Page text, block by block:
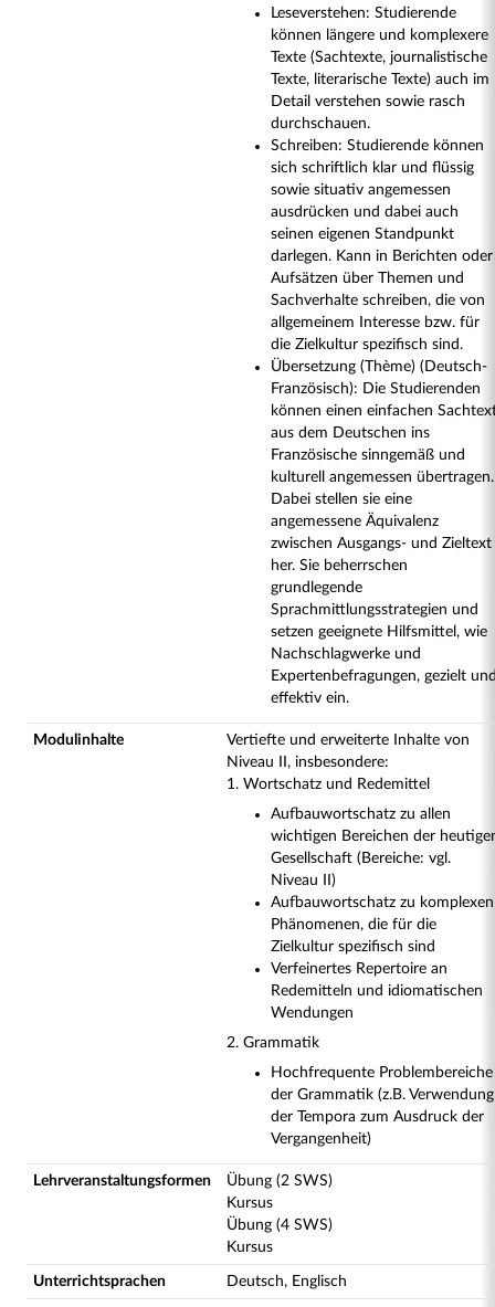
Leseverstehen: Studierende
können längere und komplexere
Texte (Sachtexte, journalistische
Texte, literarische Texte) auch im
Detail verstehen sowie rasch
durchschauen.
Schreiben: Studierende können
sich schriftlich klar und flüssig
sowie situativ angemessen
ausdrücken und dabei auch
seinen eigenen Standpunkt
darlegen. Kann in Berichten oder
Aufsätzen über Themen und
Sachverhalte schreiben, die von
allgemeinem Interesse bzw. für
die Zielkultur spezifisch sind.
Übersetzung (Thème) (Deutsch-
Französisch): Die Studierenden
können einen einfachen
aus dem Deutschen ins
Französische sinngemäß und
kulturell angemessen übertragen.
Dabei stellen sie eine
angemessene Äquivalenz
zwischen Ausgangs- und Zieltext
her. Sie beherrschen
grundlegende
Sprachmittlungsstrategien und
setzen geeignete Hilfsmittel, wie
Nachschlagwerke und
Expertenbefragungen, gezielt
effektiv ein.
Modulinhalte
Vertiefte und erweiterte Inhalte von
Niveau II, insbesondere:
1. Wortschatz und Redemittel
Aufbauwortschatz zu allen
wichtigen Bereichen der
Gesellschaft (Bereiche: vgl.
Niveau II)
Aufbauwortschatz zu komplexen
Phänomenen, die für die
Zielkultur spezifisch sind
Verfeinertes Repertoire an
Redemitteln und idiomatischen
Wendungen
2. Grammatik
Hochfrequente Problembereiche
der Grammatik (z.B. Verwendung
der Tempora zum Ausdruck der
Vergangenheit)
Lehrveranstaltungsformen
Übung (2 SWS)
Kursus
Übung (4 SWS)
Kursus
Unterrichtsprachen Deutsch, Englisch